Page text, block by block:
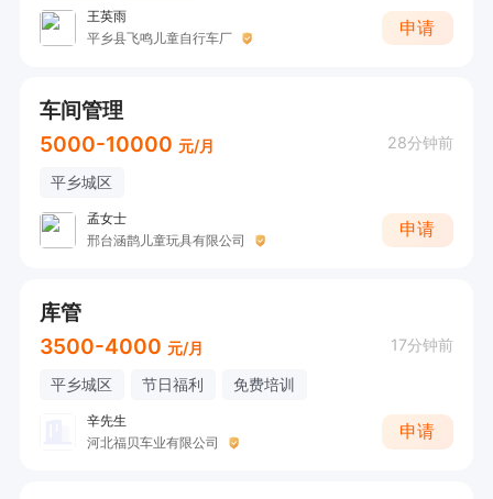
王英雨
平乡县飞鸣儿童自行车厂
申请
车间管理
5000-10000 元/月 28分钟前
平乡城区
孟女士
邢台涵鹊儿童玩具有限公司
申请
库管
3500-4000 元/月 17分钟前
平乡城区 节日福利 免费培训
辛先生
河北福贝车业有限公司
申请